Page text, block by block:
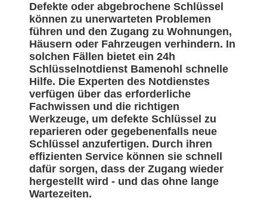
Defekte oder abgebrochene Schlüssel
können zu unerwarteten Problemen
führen und den Zugang zu Wohnungen,
Häusern oder Fahrzeugen verhindern. In
solchen Fällen bietet ein 24h
Schlüsselnotdienst Bamenohl schnelle
Hilfe. Die Experten des Notdienstes
verfügen über das erforderliche
Fachwissen und die richtigen
Werkzeuge, um defekte Schlüssel zu
reparieren oder gegebenenfalls neue
Schlüssel anzufertigen. Durch ihren
effizienten Service können sie schnell
dafür sorgen, dass der Zugang wieder
hergestellt wird - und das ohne lange
Wartezeiten.